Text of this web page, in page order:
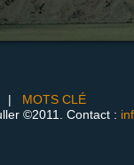
| MOTS CLÉ
©2011. Contact :